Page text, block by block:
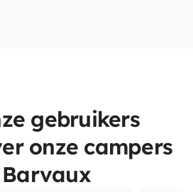
gebruikers
onze campers